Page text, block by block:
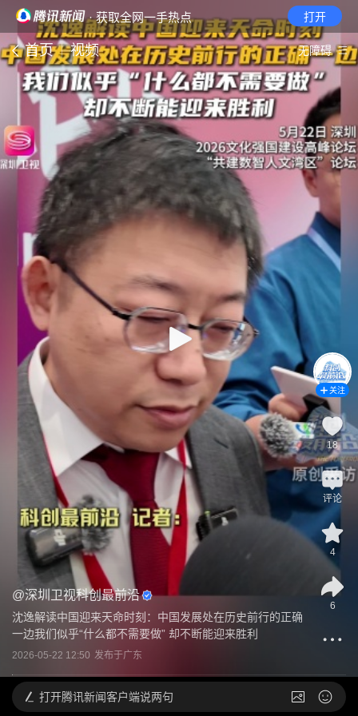
· 获取全网一手热点 打开
首页 视频 无障碍
@深圳卫视科创最前沿
沈逸解读中国迎来天命时刻：中国发展处在历史前行的正确
一边我们似乎“什么都不需要做” 却不断能迎来胜利
2026-05-22 12:50 发布于广东
关注
18
评论
4
6
打开腾讯新闻客户端说两句